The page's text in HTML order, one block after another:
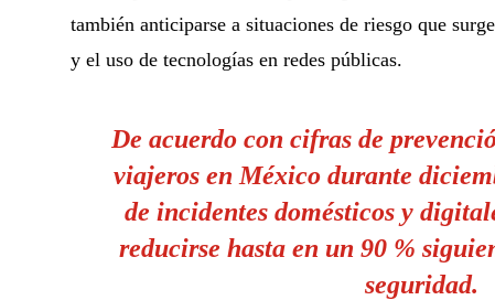
también anticiparse a situaciones de riesgo que
y el uso de tecnologías en redes públicas.
De acuerdo con cifras de
viajeros en México durante
de incidentes domésticos y
reducirse hasta en un90 %
seguridad.